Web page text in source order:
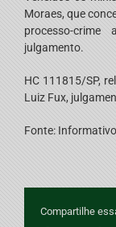
Moraes, que
processo-
julgamento.
HC 111815/SP,
Luiz Fux,
Fonte:
Compartilhe